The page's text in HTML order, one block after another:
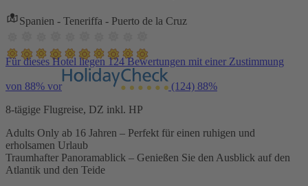
Spanien - Teneriffa - Puerto de la Cruz
Für dieses Hotel liegen 124 Bewertungen mit einer Zustimmung
von 88% vor (124) 88%
8-tägige Flugreise, DZ inkl. HP
Adults Only ab 16 Jahren – Perfekt für einen ruhigen und
erholsamen Urlaub
Traumhafter Panoramablick – Genießen Sie den Ausblick auf den
Atlantik und den Teide